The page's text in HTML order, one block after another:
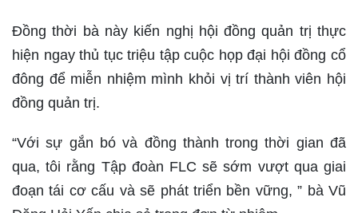
Đồng thời bà này kiến nghị hội đồng quản trị thực
hiện ngay thủ tục triệu tập cuộc họp đại hội đồng cổ
đông để miễn nhiệm mình khỏi vị trí thành viên hội
đồng quản trị.
“Với sự gắn bó và đồng thành trong thời gian đã
qua, tôi rằng Tập đoàn FLC sẽ sớm vượt qua giai
đoạn tái cơ cấu và sẽ phát triển bền vững, ” bà Vũ